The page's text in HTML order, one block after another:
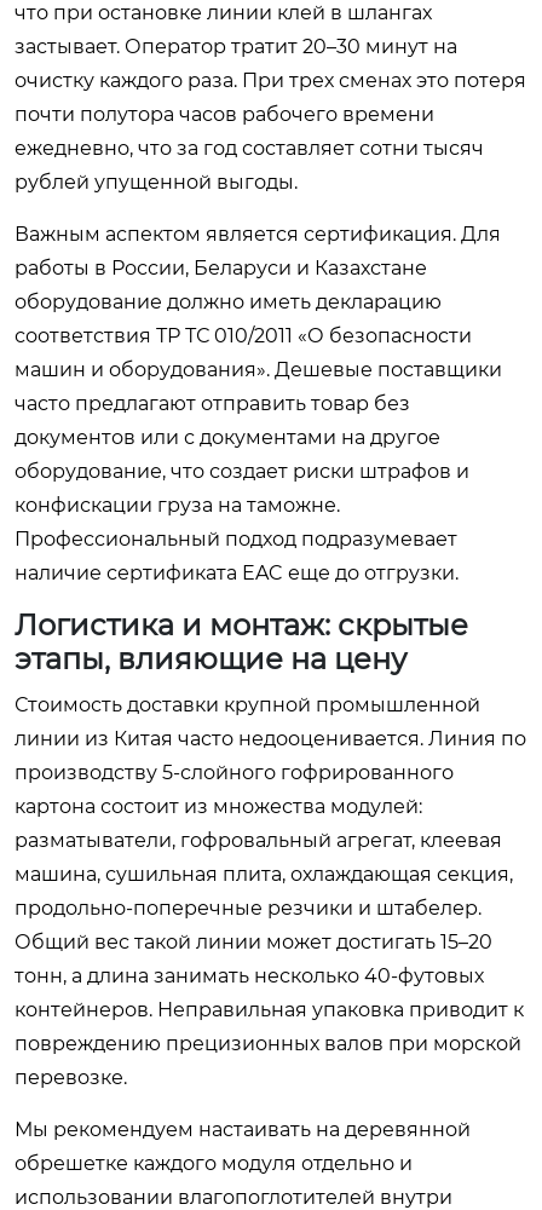
что при остановке линии клей в шлангах
застывает. Оператор тратит 20–30 минут на
очистку каждого раза. При трех сменах это потеря
почти полутора часов рабочего времени
ежедневно, что за год составляет сотни тысяч
рублей упущенной выгоды.
Важным аспектом является сертификация. Для
работы в России, Беларуси и Казахстане
оборудование должно иметь декларацию
соответствия ТР ТС 010/2011 «О безопасности
машин и оборудования». Дешевые поставщики
часто предлагают отправить товар без
документов или с документами на другое
оборудование, что создает риски штрафов и
конфискации груза на таможне.
Профессиональный подход подразумевает
наличие сертификата EAC еще до отгрузки.
Логистика и монтаж: скрытые
этапы, влияющие на цену
Стоимость доставки крупной промышленной
линии из Китая часто недооценивается. Линия по
производству 5-слойного гофрированного
картона состоит из множества модулей:
разматыватели, гофровальный агрегат, клеевая
машина, сушильная плита, охлаждающая секция,
продольно-поперечные резчики и штабелер.
Общий вес такой линии может достигать 15–20
тонн, а длина занимать несколько 40-футовых
контейнеров. Неправильная упаковка приводит к
повреждению прецизионных валов при морской
перевозке.
Мы рекомендуем настаивать на деревянной
обрешетке каждого модуля отдельно и
использовании влагопоглотителей внутри